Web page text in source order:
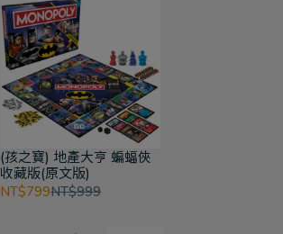
(孩之寶) 地產大亨 蝙蝠俠
收藏版(原文版)
NT$799NT$999